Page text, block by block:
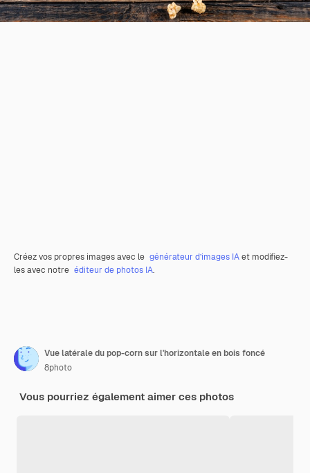
Créez vos propres images avec le générateur d’images IAet modifiez-
les avec notre éditeur de photos IA.
Vue latérale du pop-corn sur l'horizontale en bois foncé
8photo
Vous pourriez également aimer ces photos